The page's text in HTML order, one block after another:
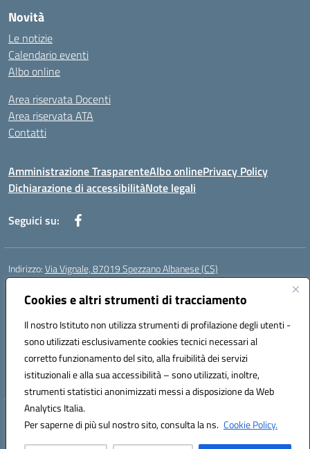
Cookies e altri strumenti di tracciamento
Il nostro Istituto non utilizza strumenti di profilazione degli utenti -
sono utilizzati esclusivamente cookies tecnici necessari al
corretto funzionamento del sito, alla fruibilità dei servizi
istituzionali e alla sua accessibilità – sono utilizzati, inoltre,
strumenti statistici anonimizzati messi a disposizione da Web
Analytics Italia.
Per saperne di più sul nostro sito, consulta la ns. Cookie Policy.
Novità
Le notizie
Calendario eventi
Albo online
Area riservata Docenti
Area riservata ATA
Contatti
Amministrazione TrasparenteAlbo onlinePrivacy Policy
Dichiarazione di accessibilitàNote legali
Seguici su:
Indirizzo:Via Vignale, 87019 Spezzano Albanese (CS)
Centralino:
Posta elettronica certificata (PEC):csic878003@pec.istruzione.it
Codice fiscale: 94018300783
Codice meccanografico:CSIC878003
Codice Indice delle Pubbliche Amministrazioni (IPA): istsc_csic878003
Codice unico di fatturazione (CUF): UFK2HU
Hosting & Powered by 3D Solution S.r.l.
Concept & Design by Designers Italia